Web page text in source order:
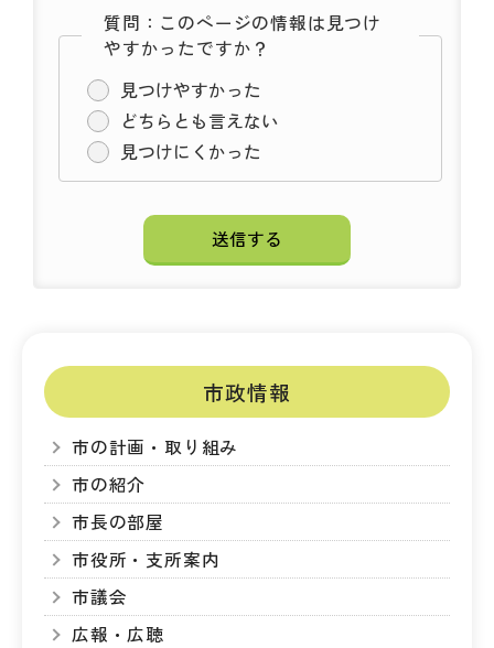
質問：このページの情報は見つけ
やすかったですか？
見つけやすかった
どちらとも言えない
見つけにくかった
市政情報
市の計画・取り組み
市の紹介
市長の部屋
市役所・支所案内
市議会
広報・広聴